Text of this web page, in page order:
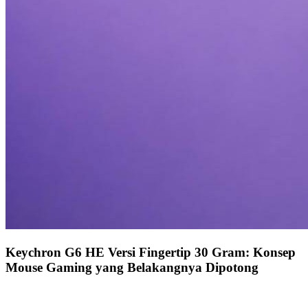
Keychron G6 HE Versi Fingertip 30 Gram: Konsep
Mouse Gaming yang Belakangnya Dipotong